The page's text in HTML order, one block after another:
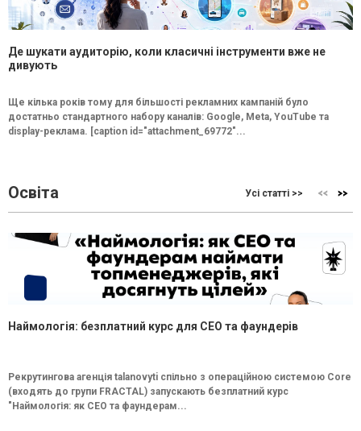
Де шукати аудиторію, коли класичні інструменти вже не
дивують
Ще кілька років тому для більшості рекламних кампаній було
достатньо стандартного набору каналів: Google, Meta, YouTube та
display-реклама. [caption id="attachment_69772"...
Освіта Усі статті >>
Наймологія: безплатний курс для CEO та фаундерів
Рекрутингова агенція talanovyti спільно з операційною системою Core
(входять до групи FRACTAL) запускають безплатний курс
"Наймологія: як СEO та фаундерам...